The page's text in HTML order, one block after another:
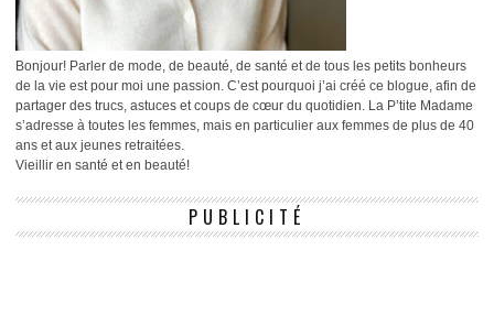
Bonjour! Parler de mode, de beauté, de santé et de tous les petits bonheurs
de la vie est pour moi une passion. C’est pourquoi j’ai créé ce blogue, afin de
partager des trucs, astuces et coups de cœur du quotidien. La P’tite Madame
s’adresse à toutes les femmes, mais en particulier aux femmes de plus de 40
ans et aux jeunes retraitées.
Vieillir en santé et en beauté!
PUBLICITÉ